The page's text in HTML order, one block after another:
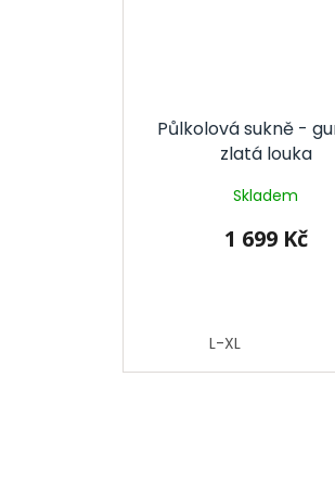
Půlkolová sukně -
zlatá louka
Skladem
1 699 Kč
L-XL